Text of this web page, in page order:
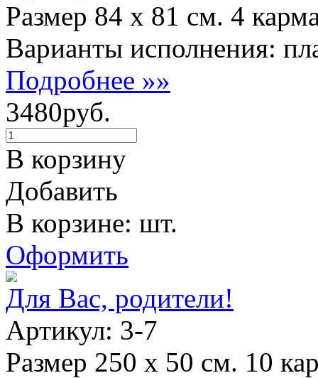
Размер 84 х 81 см. 4
Варианты исполнения:
Подробнее »»
3480руб.
В корзину
Добавить
В корзине: шт.
Оформить
Для Вас, родители!
Артикул: 3-7
Размер 250 х 50 см. 10